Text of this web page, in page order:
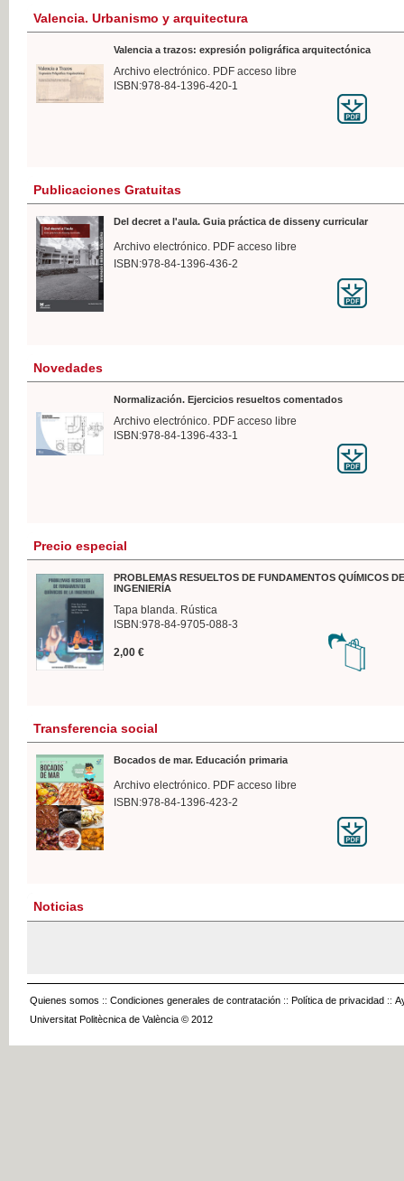
Valencia. Urbanismo y arquitectura
Valencia a trazos: expresión poligráfica arquitectónica
Archivo electrónico. PDF acceso libre
ISBN:978-84-1396-420-1
Publicaciones Gratuitas
Del decret a l'aula. Guia práctica de disseny curricular
Archivo electrónico. PDF acceso libre
ISBN:978-84-1396-436-2
Novedades
Normalización. Ejercicios resueltos comentados
Archivo electrónico. PDF acceso libre
ISBN:978-84-1396-433-1
Precio especial
PROBLEMAS RESUELTOS DE FUNDAMENTOS QUÍMICOS
INGENIERÍA
Tapa blanda. Rústica
ISBN:978-84-9705-088-3
2,00 €
Transferencia social
Bocados de mar. Educación primaria
Archivo electrónico. PDF acceso libre
ISBN:978-84-1396-423-2
Noticias
Quienes somos :: Condiciones generales de contratación :: Política de privacidad ::
Universitat Politècnica de València © 2012